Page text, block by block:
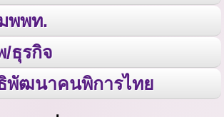
พพท.
/ธุรกิจ
พัฒนาคนพิการไทย